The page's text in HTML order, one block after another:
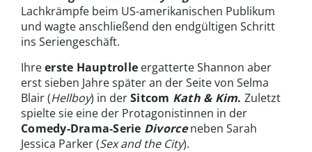
Lachkrämpfe beim US-amerikanischen Publikum
und wagte anschließend den endgültigen Schritt
ins Seriengeschäft.
Ihreerste Hauptrolle ergatterte Shannon aber
erst sieben Jahre später an der Seite von Selma
Blair (Hellboy) in derSitcom Kath & Kim. Zuletzt
spielte sie eine der Protagonistinnen in der
Comedy-Drama-Serie Divorceneben Sarah
Jessica Parker (Sex and the City).